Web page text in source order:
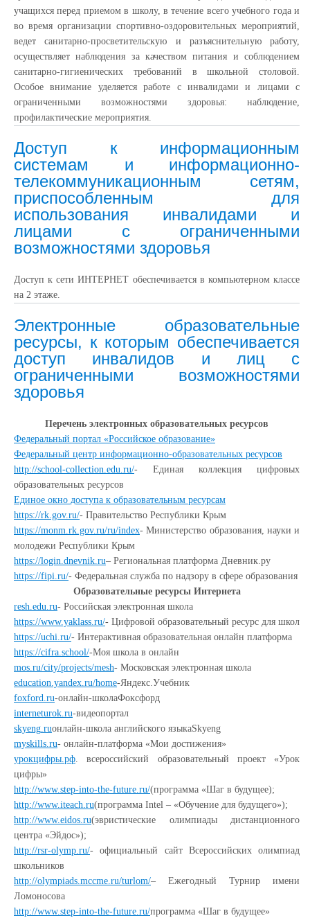
учащихся перед приемом в школу, в течение всего учебного года и
во время организации спортивно-оздоровительных мероприятий,
ведет санитарно-просветительскую и разъяснительную работу,
осуществляет наблюдения за качеством питания и соблюдением
санитарно-гигиенических требований в школьной столовой.
Особое внимание уделяется работе с инвалидами и лицами с
ограниченными возможностями здоровья: наблюдение,
профилактические мероприятия.
Доступ к информационным
системам и информационно-
телекоммуникационным сетям,
приспособленным для
использования инвалидами и
лицами с ограниченными
возможностями здоровья
Доступ к сети ИНТЕРНЕТ обеспечивается в компьютерном классе
на 2 этаже.
Электронные образовательные
ресурсы, к которым обеспечивается
доступ инвалидов и лиц с
ограниченными возможностями
здоровья
Перечень электронных образовательных ресурсов
Федеральный портал «Российское образование»
Федеральный центр информационно-образовательных ресурсов
http://school-collection.edu.ru/- Единая коллекция цифровых
образовательных ресурсов
Единое окно доступа к образовательным ресурсам
https://rk.gov.ru/- Правительство Республики Крым
https://monm.rk.gov.ru/ru/index- Министерство образования, науки и
молодежи Республики Крым
https://login.dnevnik.ru– Региональная платформа Дневник.ру
https://fipi.ru/- Федеральная служба по надзору в сфере образования
Образовательные ресурсы Интернета
resh.edu.ru- Российская электронная школа
https://www.yaklass.ru/- Цифровой образовательный ресурс для школ
https://uchi.ru/- Интерактивная образовательная онлайн платформа
https://cifra.school/-Моя школа в онлайн
mos ru/city/projects/mesh- Московская электронная школа
education.yandex.ru/home-Яндекс Учебник
foxford.ru-онлайн-школаФоксфорд
interneturok.ru-видеопортал
skyeng ruонлайн-школа английского языкаSkyeng
myskills ru- онлайн-платформа «Мои достижения»
урокцифры.рф . всероссийский образовательный проект «Урок
цифры»
http://www.step-into-the-future.ru/(программа «Шаг в будущее);
http://www.iteach.ru(программа Intel – «Обучение для будущего»);
http://www.eidos.ru(эвристические олимпиады дистанционного
центра «Эйдос»);
http://rsr-olymp.ru/- официальный сайт Всероссийских олимпиад
школьников
http://olympiads.mccme.ru/turlom/– Ежегодный Турнир имени
Ломоносова
http://www.step-into-the-future.ru/программа «Шаг в будущее»